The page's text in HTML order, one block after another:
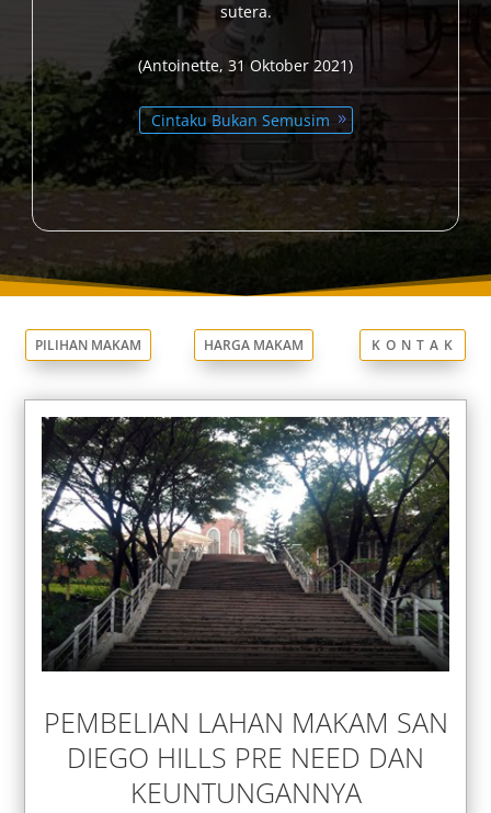
sutera.
(Antoinette, 31 Oktober 2021)
Cintaku Bukan Semusim
PILIHAN MAKAM HARGA MAKAM K O N T A K
PEMBELIAN LAHAN MAKAM SAN
DIEGO HILLS PRE NEED DAN
KEUNTUNGANNYA